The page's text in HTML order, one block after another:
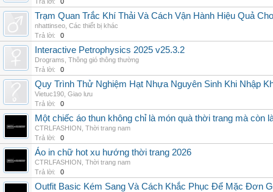
Trạm Quan Trắc Khí Thải Và Cách Vận Hành Hiệu Quả
nhattinseo Các thiết bị khác
Trả lời:
0
Interactive Petrophysics 2025 v25.3.2
Drograms Thông gió thông thường
Trả lời:
0
Quy Trình Thử Nghiệm Hạt Nhựa Nguyên Sinh Khi Nhập
Vietuc190 Giao lưu
Trả lời:
0
Một chiếc áo thun không chỉ là món quà thời trang mà
CTRLFASHION Thời trang nam
Trả lời:
0
Áo in chữ hot xu hướng thời trang 2026
CTRLFASHION Thời trang nam
Trả lời:
0
Outfit Basic Kém Sang Và Cách Khắc Phục Để Mặc Đơn